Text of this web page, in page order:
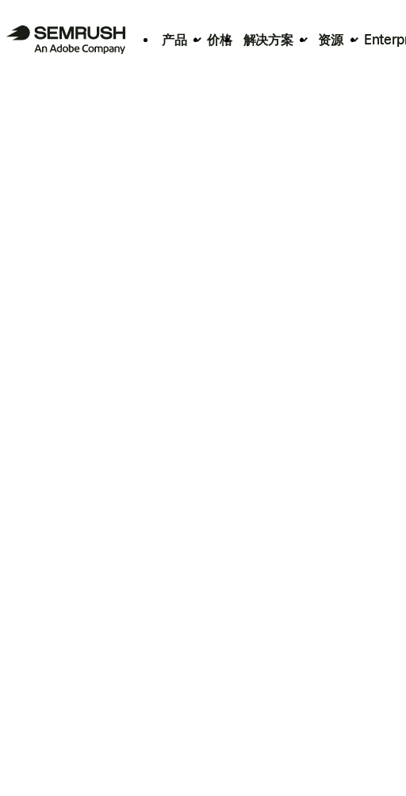
产品 价格 解决方案 资源